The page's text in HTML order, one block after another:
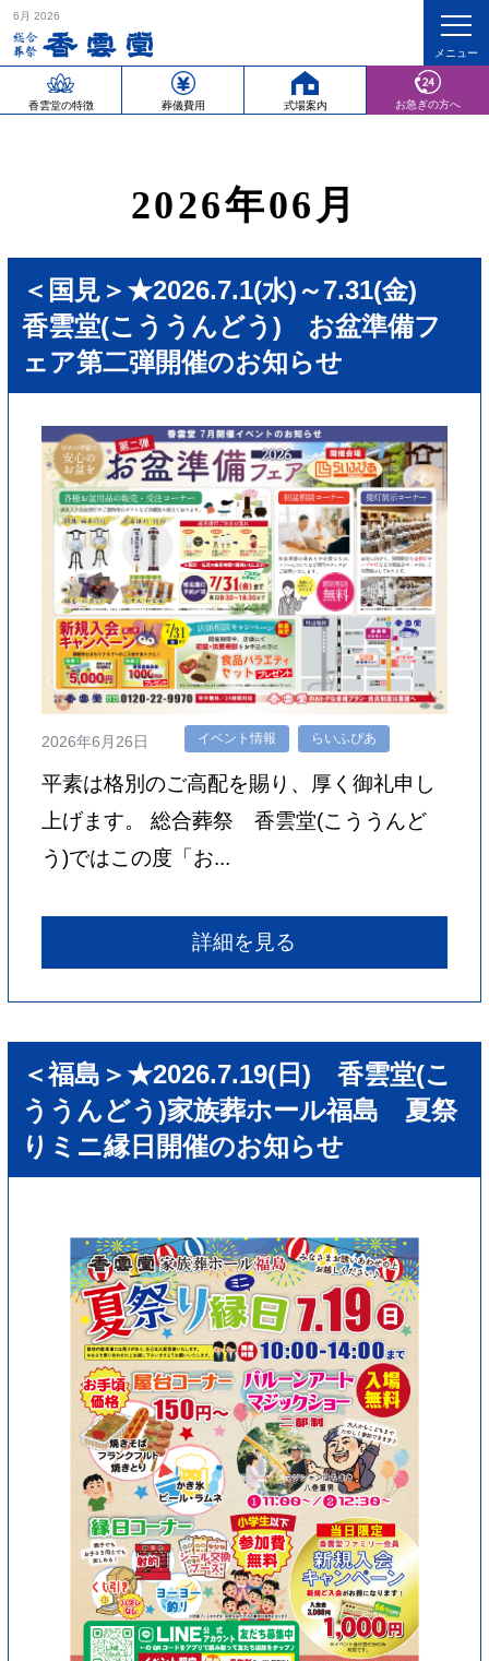
6月 2026
香雲堂の特徴 葬儀費用 式場案内 お急ぎの方へ
ホーム 6月
2026年06月
＜国見＞★2026.7.1(水)～7.31(金)
香雲堂(こううんどう) お盆準備フ
ェア第二弾開催のお知らせ
2026年6月26日 イベント情報 らいふぴあ
平素は格別のご高配を賜り、厚く御礼申し
上げます。 総合葬祭 香雲堂(こううんど
う)ではこの度「お...
詳細を見る
＜福島＞★2026.7.19(日) 香雲堂(こ
ううんどう)家族葬ホール福島 夏祭
りミニ縁日開催のお知らせ